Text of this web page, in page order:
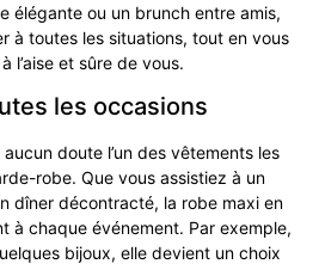
élégante ou un brunch entre amis,
à toutes les situations, tout en vous
l’aise et sûre de vous.
les occasions
doute l’un des vêtements les
robe. Que vous assistiez à un
dîner décontracté, la robe maxi en
à chaque événement. Par exemple,
bijoux, elle devient un choix